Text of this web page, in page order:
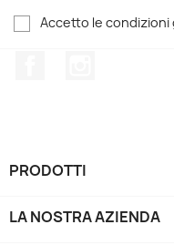
Accetto le condizioni
PRODOTTI
LA NOSTRA AZIENDA